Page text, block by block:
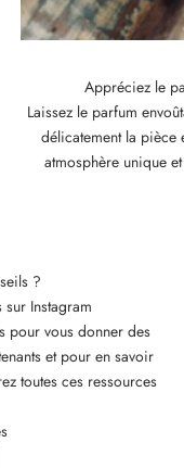
Appréciez le
Laissez le parfum
délicatement la pièce
atmosphère unique
?
Instagram
pour vous donner des
et pour en savoir
toutes ces ressources